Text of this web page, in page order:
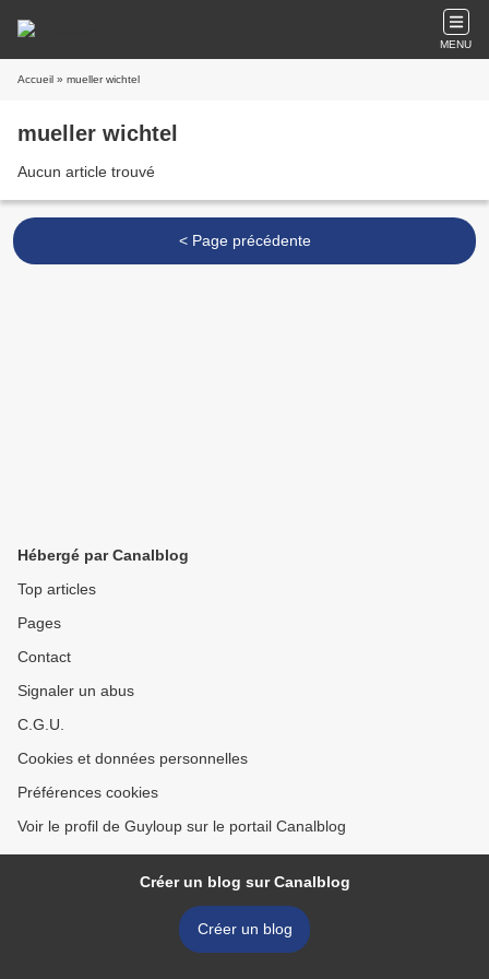
MENU
Accueil » mueller wichtel
mueller wichtel
Aucun article trouvé
< Page précédente
Hébergé par Canalblog
Top articles
Pages
Contact
Signaler un abus
C.G.U.
Cookies et données personnelles
Préférences cookies
Voir le profil de Guyloup sur le portail Canalblog
Créer un blog sur Canalblog
Créer un blog